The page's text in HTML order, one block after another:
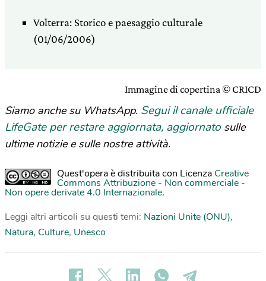
Volterra: Storico e paesaggio culturale
(01/06/2006)
Immagine di copertina © CRICD
Siamo anche su WhatsApp. Segui il canale ufficiale
LifeGate per restare aggiornata, aggiornato sulle
ultime notizie e sulle nostre attività.
Quest'opera è distribuita con Licenza Creative
Commons Attribuzione - Non commerciale -
Non opere derivate 4.0 Internazionale.
Leggi altri articoli su questi temi: Nazioni Unite (ONU),
Natura, Culture, Unesco